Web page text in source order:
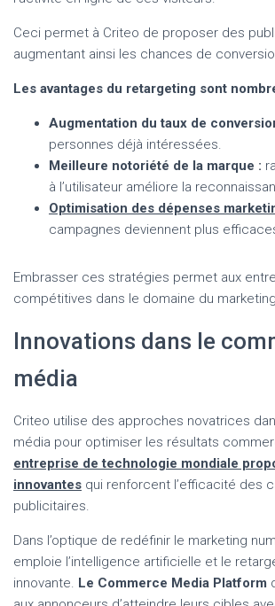
Ceci permet à Criteo de proposer des
augmentant ainsi les chances de
Les avantages du retargeting sont
Augmentation du taux de
personnes déjà intéressées.
Meilleure notoriété de la marque :
à l’utilisateur améliore la
Optimisation des dépenses
campagnes deviennent plus
Embrasser ces stratégies permet aux
compétitives dans le domaine du
Innovations dans le
média
Criteo utilise des approches novatrices
média pour optimiser les résultats
entreprise de technologie mondiale
innovantes qui renforcent l’efficacité des
publicitaires.
Dans l’optique de redéfinir le marketing
emploie l’intelligence artificielle et le
innovante. Le Commerce Media Platform